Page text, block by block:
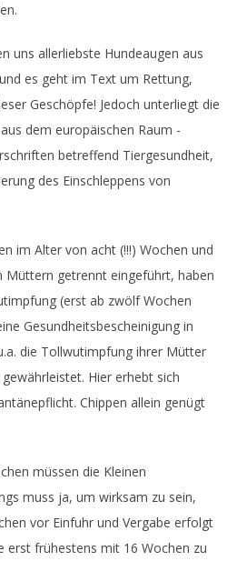
uns allerliebste Hundeaugen aus
es geht im Text um Rettung,
Geschöpfe! Jedoch unterliegt die
dem europäischen Raum -
betreffend Tiergesundheit,
des Einschleppens von
im Alter von acht (!!!) Wochen und
Müttern getrennt eingeführt, haben
(erst ab zwölf Wochen
Gesundheitsbescheinigung in
die Tollwutimpfung ihrer Mütter
Hier erhebt sich
Chippen allein genügt
müssen die Kleinen
muss ja, um wirksam zu sein,
vor Einfuhr und Vergabe erfolgt
erst frühestens mit 16 Wochen zu